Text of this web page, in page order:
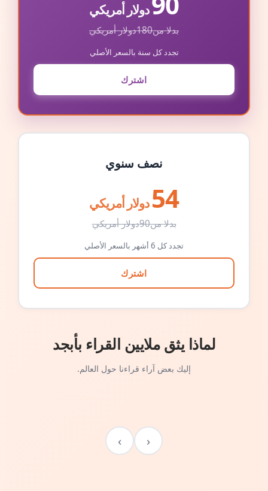
دولار أمريكي
بدلا من180دولار أمريكي
تجدد كل سنة بالسعر الأصلي
اشترك
نصف سنوي
54 دولار أمريكي
بدلا من90دولار أمريكي
تجدد كل 6 أشهر بالسعر الأصلي
اشترك
لماذا يثق ملايين القراء بأبجد
إليك بعض آراء قراءنا حول العالم.
‹
›